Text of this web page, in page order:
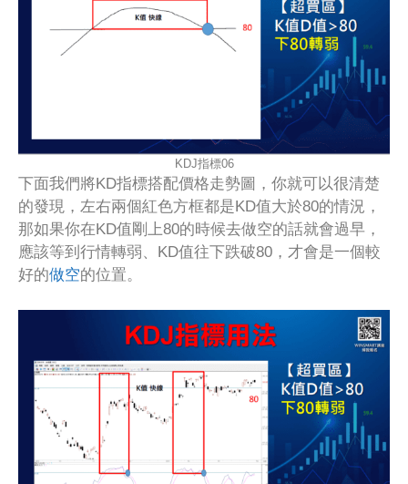
KDJ指標06
下面我們將KD指標搭配價格走勢圖，你就可以很清楚
的發現，左右兩個紅色方框都是KD值大於80的情況，
那如果你在KD值剛上80的時候去做空的話就會過早，
應該等到行情轉弱、KD值往下跌破80，才會是一個較
好的做空的位置。